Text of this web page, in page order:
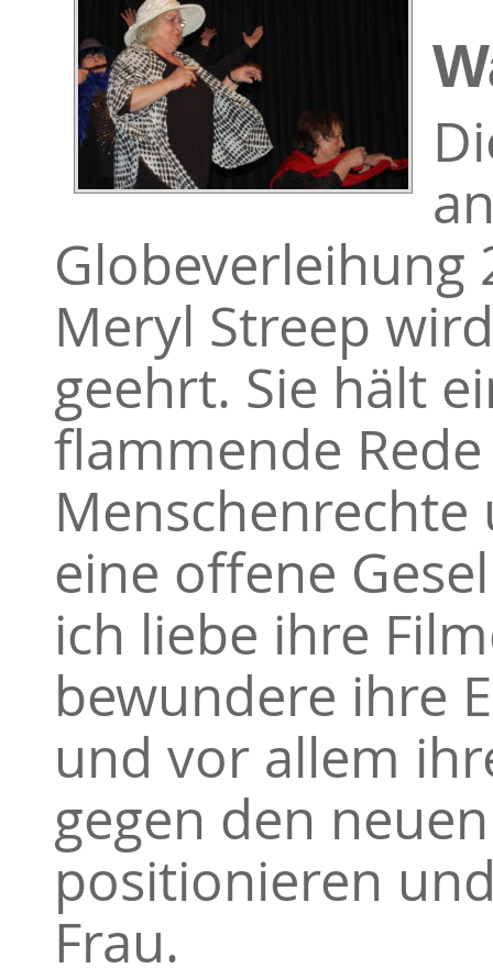
Globeverleihung
Meryl Streep
geehrt. Sie hält
flammende
eine offene
ich liebe ihre
bewundere ihre
und vor allem
gegen den
positionieren
Frau.